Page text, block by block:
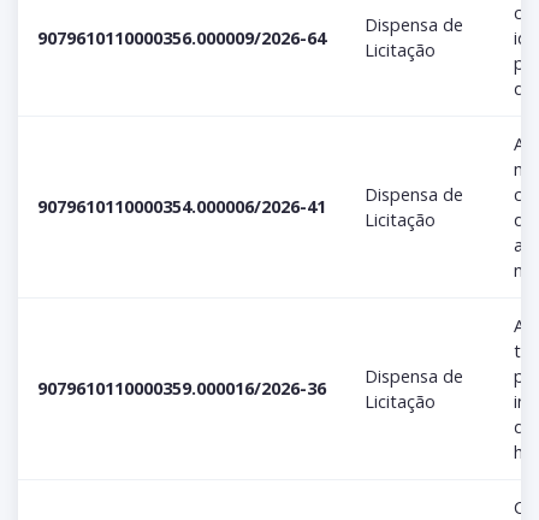
9079610110000356.000009/2026-64
Dispensa de
Licitação
9079610110000354.000006/2026-41
Dispensa de
Licitação
9079610110000359.000016/2026-36
Dispensa de
Licitação